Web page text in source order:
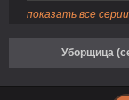
показать все серии
Уборщица